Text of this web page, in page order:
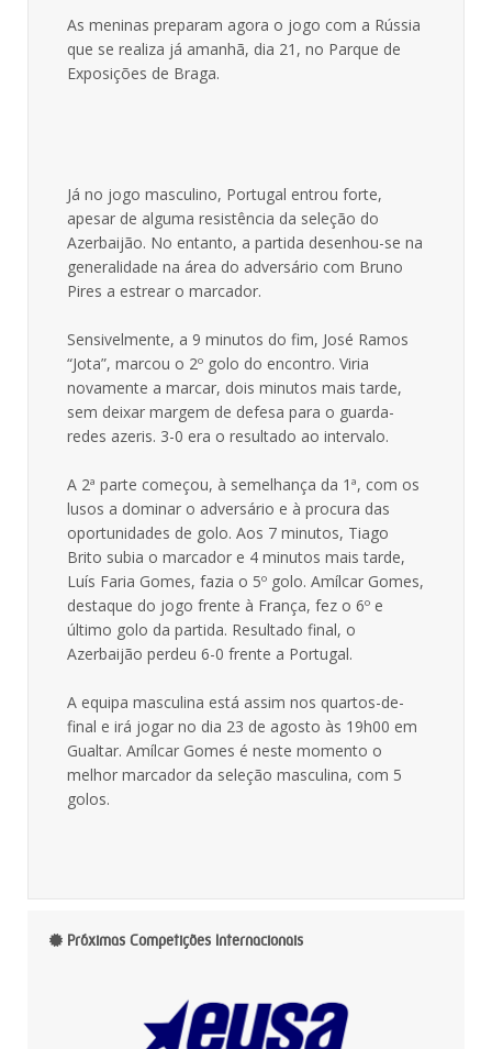
As meninas preparam agora o jogo com a Rússia
que se realiza já amanhã, dia 21, no Parque de
Exposições de Braga.
Já no jogo masculino, Portugal entrou forte,
apesar de alguma resistência da seleção do
Azerbaijão. No entanto, a partida desenhou-se na
generalidade na área do adversário com Bruno
Pires a estrear o marcador.
Sensivelmente, a 9 minutos do fim, José Ramos
“Jota”, marcou o 2º golo do encontro. Viria
novamente a marcar, dois minutos mais tarde,
sem deixar margem de defesa para o guarda-
redes azeris. 3-0 era o resultado ao intervalo.
A 2ª parte começou, à semelhança da 1ª, com os
lusos a dominar o adversário e à procura das
oportunidades de golo. Aos 7 minutos, Tiago
Brito subia o marcador e 4 minutos mais tarde,
Luís Faria Gomes, fazia o 5º golo. Amílcar Gomes,
destaque do jogo frente à França, fez o 6º e
último golo da partida. Resultado final, o
Azerbaijão perdeu 6-0 frente a Portugal.
A equipa masculina está assim nos quartos-de-
final e irá jogar no dia 23 de agosto às 19h00 em
Gualtar. Amílcar Gomes é neste momento o
melhor marcador da seleção masculina, com 5
golos.
Próximas Competições Internacionais